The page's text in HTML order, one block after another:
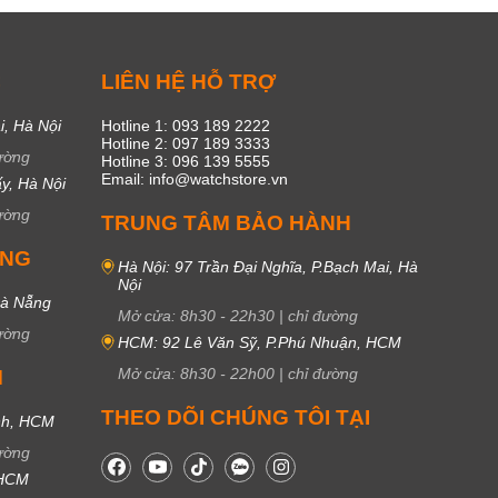
Hà Nội
Hà Nội
Nẵng
HCM
LIÊN HỆ HỖ TRỢ
Hotline 1: 093 189 2222
Hotline 2: 097 189 3333
Hotline 3: 096 139 5555
Email: info@watchstore.vn
TRUNG TÂM BẢO HÀNH
Hà Nội: 97 Trần Đại Nghĩa, P.Bạch Mai, Hà
Nội
Mở cửa: 8h30 - 22h30 | chỉ đường
HCM: 92 Lê Văn Sỹ, P.Phú Nhuận, HCM
Mở cửa: 8h30 - 22h00 | chỉ đường
THEO DÕI CHÚNG TÔI TẠI